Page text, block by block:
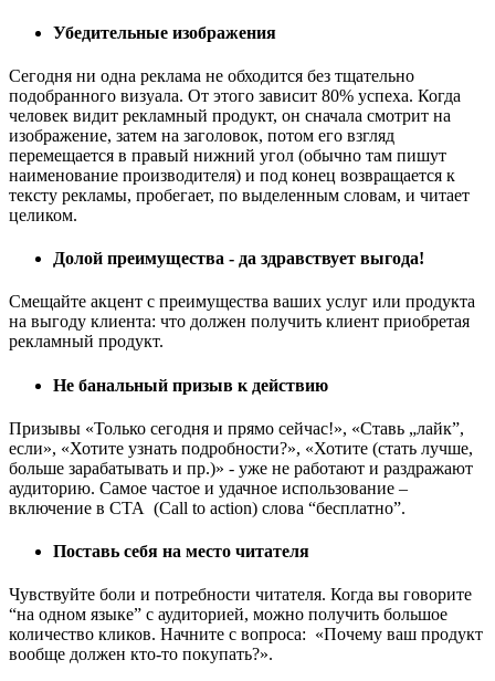
Убедительные изображения
Сегодня ни одна реклама не обходится без тщательно
подобранного визуала. От этого зависит 80% успеха. Когда
человек видит рекламный продукт, он сначала смотрит на
изображение, затем на заголовок, потом его взгляд
перемещается в правый нижний угол (обычно там пишут
наименование производителя) и под конец возвращается к
тексту рекламы, пробегает, по выделенным словам, и читает
целиком.
Долой преимущества - да здравствует выгода!
Смещайте акцент с преимущества ваших услуг или продукта
на выгоду клиента: что должен получить клиент приобретая
рекламный продукт.
Не банальный призыв к действию
Призывы «Только сегодня и прямо сейчас!», «Ставь „лайк”,
если», «Хотите узнать подробности?», «Хотите (стать лучше,
больше зарабатывать и пр.)» - уже не работают и раздражают
аудиторию. Самое частое и удачное использование –
включение в CTA (Call to action) слова “бесплатно”.
Поставь себя на место читателя
Чувствуйте боли и потребности читателя. Когда вы говорите
“на одном языке” с аудиторией, можно получить большое
количество кликов. Начните с вопроса: «Почему ваш продукт
вообще должен кто-то покупать?».